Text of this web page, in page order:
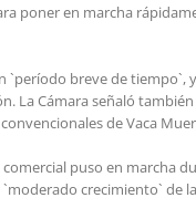
poner en marcha
breve de
La Cámara señaló
de Vaca
puso en marcha
crecimiento` de